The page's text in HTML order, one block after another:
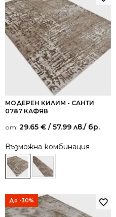
МОДЕРЕН КИЛИМ - САНТИ
0787 КАФЯВ
от: 29.65 € / 57.99 лв./ бр.
Възможна комбинация
До -30%